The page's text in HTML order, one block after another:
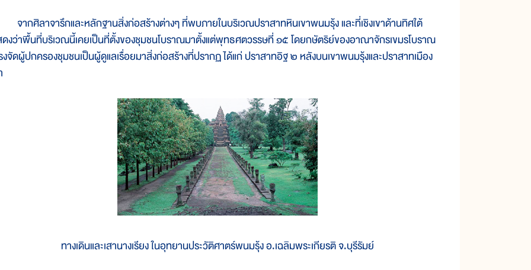
กศิลาจารึกและหลักฐานสิ่งก่อสร้างต่างๆ ที่พบภายในบริเวณปราสาทหินเขาพนมรุ้ง และที่เชิงเขาด้านทิศใต้
งว่าพื้นที่บริเวณนี้เคยเป็นที่ตั้งของชุมชนโบราณมาตั้งแต่พุทธศตวรรษที่ ๑๕ โดยกษัตริย์ของอาณาจักรเขมรโบราณ
จัดผู้ปกครองชุมชนเป็นผู้ดูแลเรื่อยมาสิ่งก่อสร้างที่ปรากฏ ได้แก่ ปราสาทอิฐ ๒ หลังบนเขาพนมรุ้งและปราสาทเมือง
ทางเดินและเสานางเรียง ในอุทยานประวัติศาตร์พนมรุ้ง อ.เฉลิมพระเกียรติ จ.บุรีรัมย์